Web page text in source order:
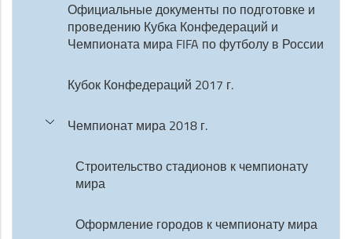
Официальные документы по подготовке и
проведению Кубка Конфедераций и
Чемпионата мира FIFA по футболу в России
Кубок Конфедераций 2017 г.
Чемпионат мира 2018 г.
Строительство стадионов к чемпионату
мира
Оформление городов к чемпионату мира